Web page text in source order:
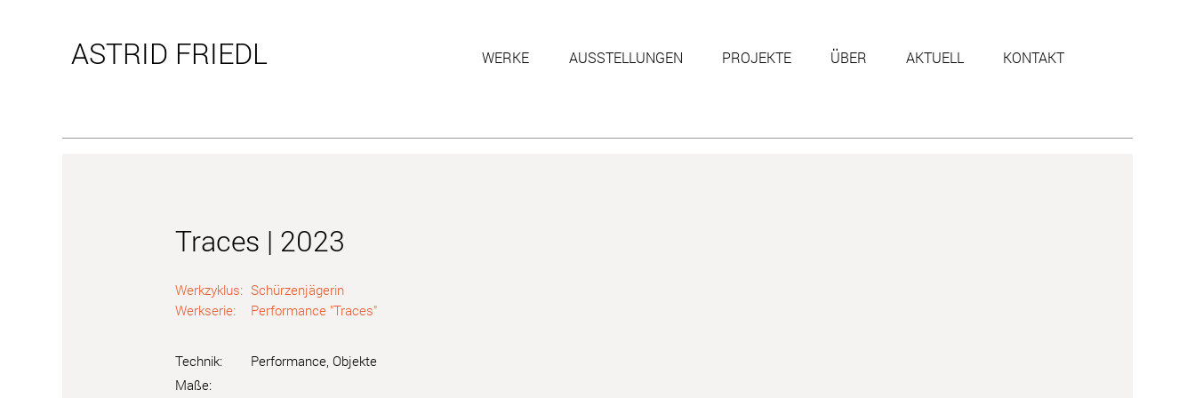
ASTRID FRIEDL WERKE AUSSTELLUNGEN PROJEKTE ÜBER AKTUELL KONTAKT
Traces | 2023
Werkzyklus: Schürzenjägerin
Werkserie:
Performance "Traces"
Technik:
Maße:
Performance, Objekte